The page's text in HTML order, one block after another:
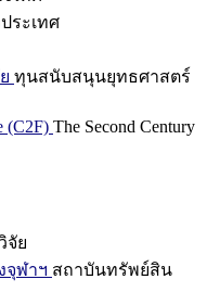
ระเทศ
ทุนสนับสนุนยุทธศาสตร์
(C2F) The Second Century
จัย
ฬาฯ สถาบันทรัพย์สิน